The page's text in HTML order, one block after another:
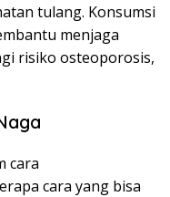
tulang. Konsumsi
menjaga
risiko osteoporosis,
cara
cara yang bisa